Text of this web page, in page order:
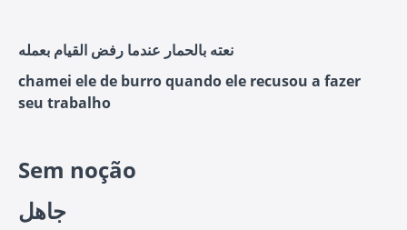
نعته بالحمار عندما رفض القيام بعمله
chamei ele de burro quando ele recusou a fazer
seu trabalho
Sem noção
جاهل